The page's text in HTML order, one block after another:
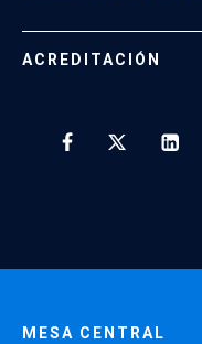
ACREDITACIÓN
MESA CENTRAL